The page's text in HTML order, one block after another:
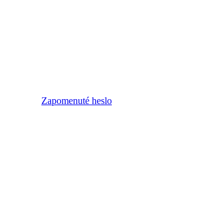
Zapomenuté heslo